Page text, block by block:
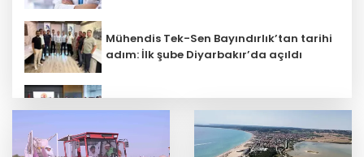
Mühendis Tek-Sen Bayındırlık’tan tarihi
adım: İlk şube Diyarbakır’da açıldı
Terörsüz Türkiye yasa teklifi